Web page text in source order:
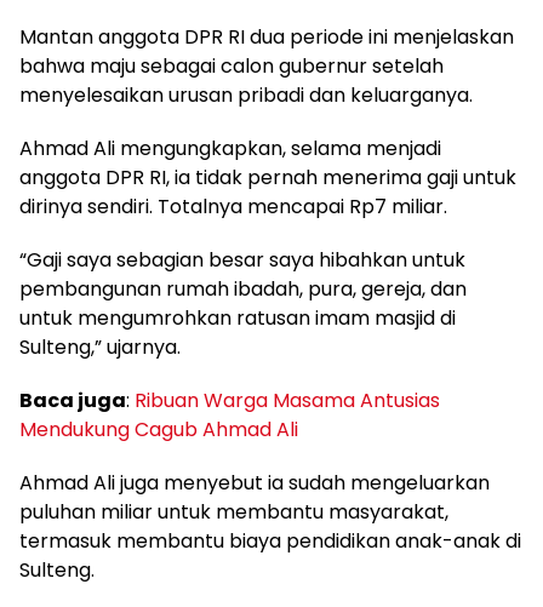
Mantan anggota DPR RI dua periode ini menjelaskan
bahwa maju sebagai calon gubernur setelah
menyelesaikan urusan pribadi dan keluarganya.
Ahmad Ali mengungkapkan, selama menjadi
anggota DPR RI, ia tidak pernah menerima gaji untuk
dirinya sendiri. Totalnya mencapai Rp7 miliar.
“Gaji saya sebagian besar saya hibahkan untuk
pembangunan rumah ibadah, pura, gereja, dan
untuk mengumrohkan ratusan imam masjid di
Sulteng,” ujarnya.
Baca juga: Ribuan Warga Masama Antusias
Mendukung Cagub Ahmad Ali
Ahmad Ali juga menyebut ia sudah mengeluarkan
puluhan miliar untuk membantu masyarakat,
termasuk membantu biaya pendidikan anak-anak di
Sulteng.